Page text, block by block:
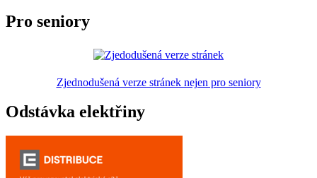
Pro seniory
Zjednodušená verze stránek nejen pro seniory
Odstávka elektřiny